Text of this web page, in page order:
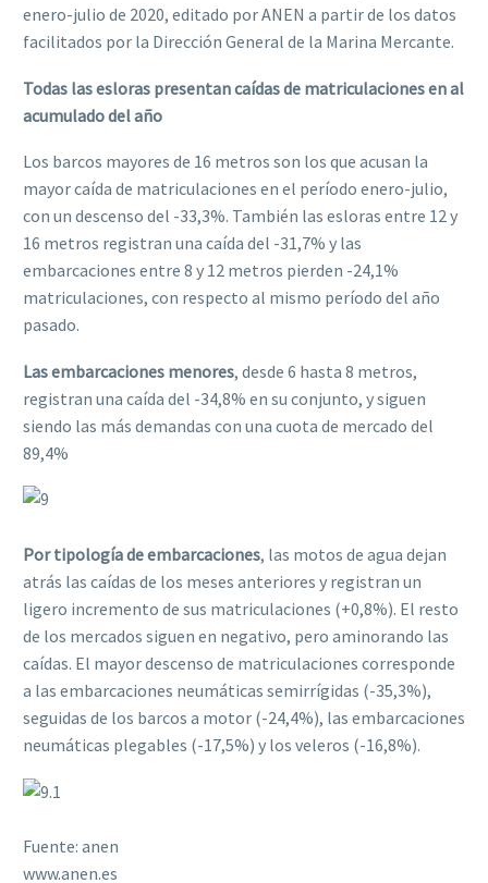
enero-julio de 2020, editado por ANEN a partir de los datos
facilitados por la Dirección General de la Marina Mercante.
Todas las esloras presentan caídas de matriculaciones en al
acumulado del año
Los barcos mayores de 16 metros son los que acusan la
mayor caída de matriculaciones en el período enero-julio,
con un descenso del -33,3%. También las esloras entre 12 y
16 metros registran una caída del -31,7% y las
embarcaciones entre 8 y 12 metros pierden -24,1%
matriculaciones, con respecto al mismo período del año
pasado.
Las embarcaciones menores, desde 6 hasta 8 metros,
registran una caída del -34,8% en su conjunto, y siguen
siendo las más demandas con una cuota de mercado del
89,4%
Por tipología de embarcaciones, las motos de agua dejan
atrás las caídas de los meses anteriores y registran un
ligero incremento de sus matriculaciones (+0,8%). El resto
de los mercados siguen en negativo, pero aminorando las
caídas. El mayor descenso de matriculaciones corresponde
a las embarcaciones neumáticas semirrígidas (-35,3%),
seguidas de los barcos a motor (-24,4%), las embarcaciones
neumáticas plegables (-17,5%) y los veleros (-16,8%).
Fuente: anen
www.anen.es